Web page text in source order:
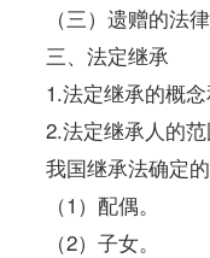
（三）遗赠的法
三、法定继承
1.法定继承的概念
2.法定继承人的
我国继承法确定
（1）配偶。
（2）子女。